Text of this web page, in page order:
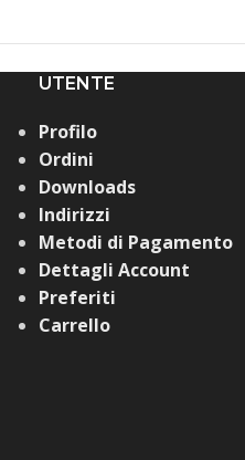
UTENTE
Profilo
Ordini
Downloads
Indirizzi
Metodi di Pagamento
Dettagli Account
Preferiti
Carrello